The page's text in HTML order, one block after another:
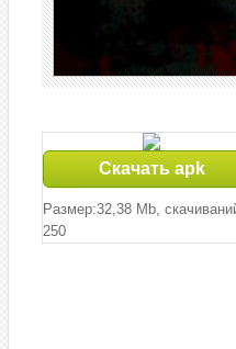
Скачать apk
Размер:32,38 Mb,
250